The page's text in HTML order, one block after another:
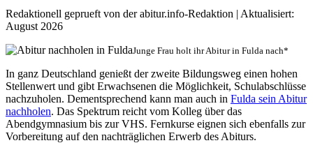
Redaktionell geprueft von der abitur.info-Redaktion | Aktualisiert:
August 2026
Junge Frau holt ihr Abitur in Fulda nach*
In ganz Deutschland genießt der zweite Bildungsweg einen hohen
Stellenwert und gibt Erwachsenen die Möglichkeit, Schulabschlüsse
nachzuholen. Dementsprechend kann man auch in Fulda sein Abitur
nachholen. Das Spektrum reicht vom Kolleg über das
Abendgymnasium bis zur VHS. Fernkurse eignen sich ebenfalls zur
Vorbereitung auf den nachträglichen Erwerb des Abiturs.